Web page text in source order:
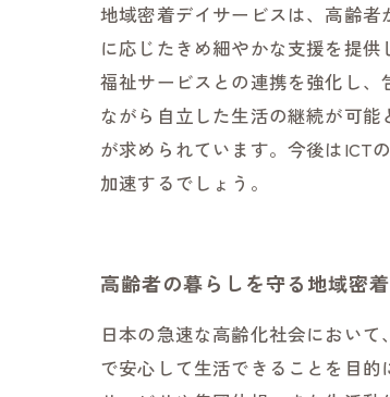
地域密着デイサービスは、高齢
に応じたきめ細やかな支援を提
福祉サービスとの連携を強化し
ながら自立した生活の継続が可
が求められています。今後はICT
加速するでしょう。
高齢者の暮らしを守る地域密
日本の急速な高齢化社会におい
で安心して生活できることを目